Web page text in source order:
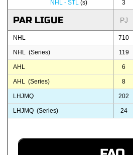
NHL - STL (s) 3
PAR LIGUE PJ
NHL 710
NHL (Series) 119
AHL 6
AHL (Series) 8
LHJMQ 202
LHJMQ (Series) 24